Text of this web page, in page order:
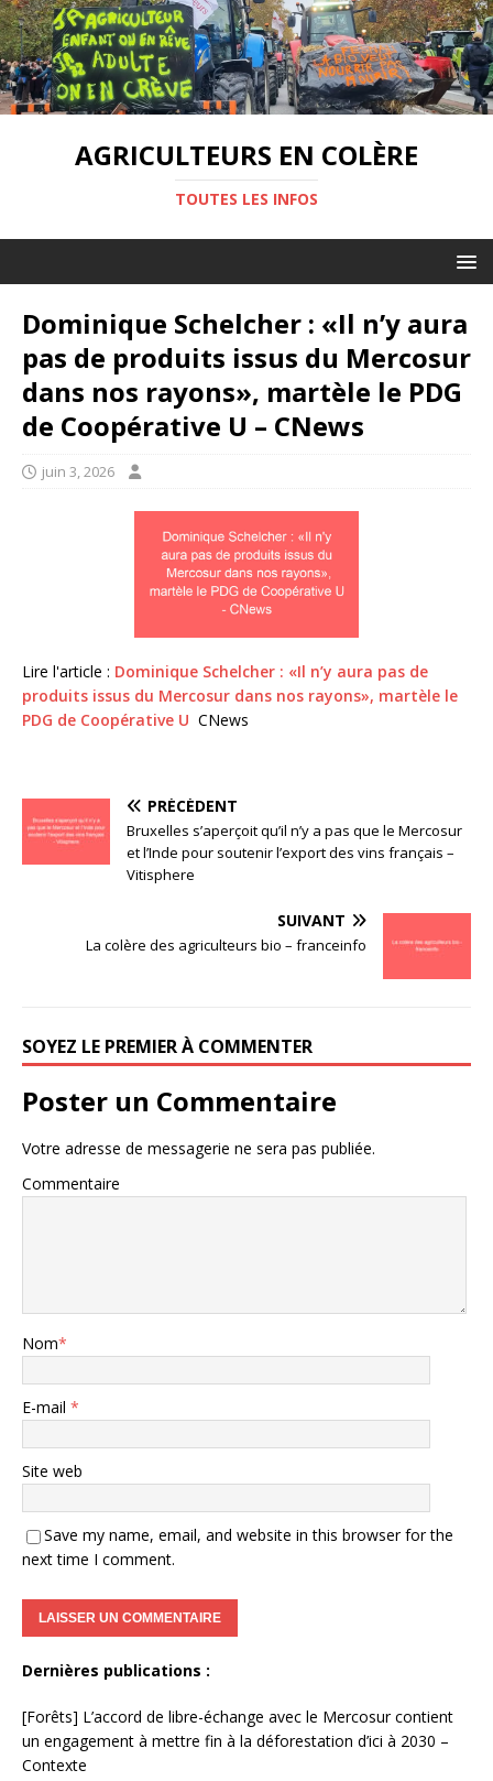
AGRICULTEURS EN COLÈRE
TOUTES LES INFOS
Dominique Schelcher : «Il n’y aura
pas de produits issus du Mercosur
dans nos rayons», martèle le PDG
de Coopérative U – CNews
juin 3, 2026
Lire l'article : Dominique Schelcher : «Il n’y aura pas de
produits issus du Mercosur dans nos rayons», martèle le
PDG de Coopérative U CNews
PRÉCÉDENT
Bruxelles s’aperçoit qu’il n’y a pas que le Mercosur
et l’Inde pour soutenir l’export des vins français –
Vitisphere
SUIVANT
La colère des agriculteurs bio – franceinfo
SOYEZ LE PREMIER À COMMENTER
Poster un Commentaire
Votre adresse de messagerie ne sera pas publiée.
Commentaire
Nom*
E-mail *
Site web
Save my name, email, and website in this browser for the
next time I comment.
Dernières publications :
[Forêts] L’accord de libre-échange avec le Mercosur contient
un engagement à mettre fin à la déforestation d’ici à 2030 –
Contexte